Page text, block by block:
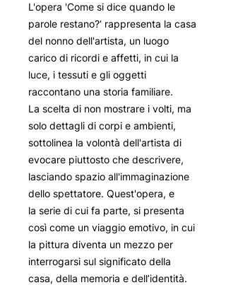
L'opera 'Come si dice quando le
parole restano?’ rappresenta la casa
del nonno dell'artista, un luogo
carico di ricordi e affetti, in cui la
luce, i tessuti e gli oggetti
raccontano una storia familiare.
La scelta di non mostrare i volti, ma
solo dettagli di corpi e ambienti,
sottolinea la volontà dell'artista di
evocare piuttosto che descrivere,
lasciando spazio all'immaginazione
dello spettatore. Quest'opera, e
la serie di cui fa parte, si presenta
così come un viaggio emotivo, in cui
la pittura diventa un mezzo per
interrogarsi sul significato della
casa, della memoria e dell’identità.